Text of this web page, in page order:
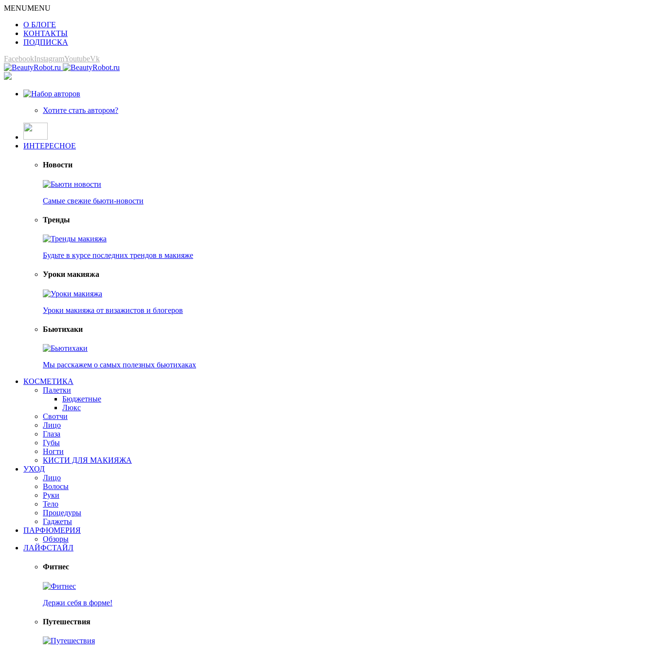
MENUMENU
О БЛОГЕ
КОНТАКТЫ
ПОДПИСКА
FacebookInstagramYoutubeVk
Хотите стать автором?
ИНТЕРЕСНОЕ
Новости
Самые свежие бьюти-новости
Тренды
Будьте в курсе последних трендов в макияже
Уроки макияжа
Уроки макияжа от визажистов и блогеров
Бьютихаки
Мы расскажем о самых полезных бьютихаках
КОСМЕТИКА
Палетки
Бюджетные
Люкс
Свотчи
Лицо
Глаза
Губы
Ногти
КИСТИ ДЛЯ МАКИЯЖА
УХОД
Лицо
Волосы
Руки
Тело
Процедуры
Гаджеты
ПАРФЮМЕРИЯ
Обзоры
ЛАЙФСТАЙЛ
Фитнес
Держи себя в форме!
Путешествия